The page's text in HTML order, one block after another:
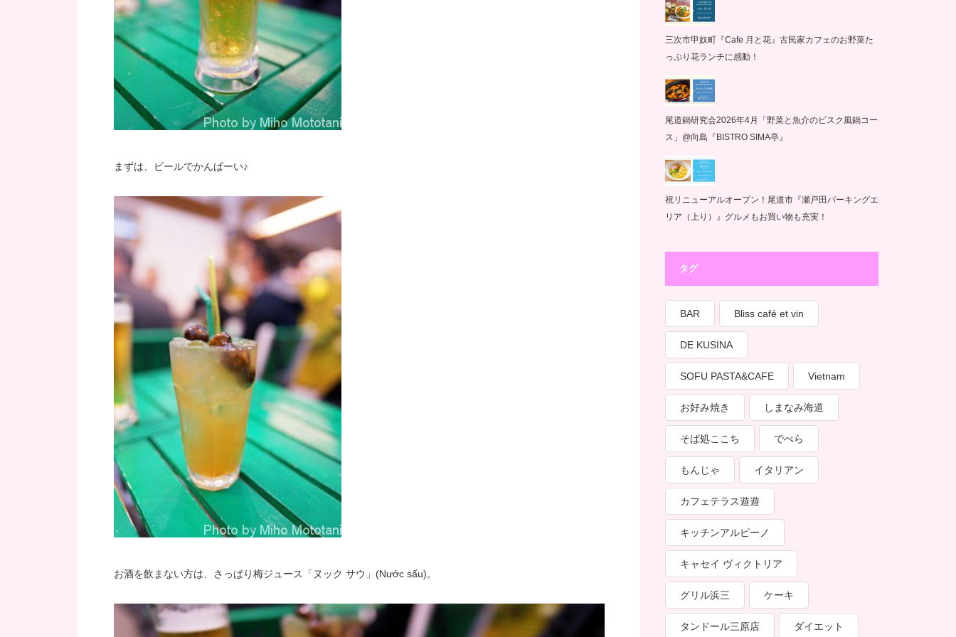
まずは、ビールでかんぱーい♪
お酒を飲まない方は、さっぱり梅ジュース「ヌック サウ」(Nước sấu)。
三次市甲奴町『Cafe 月と花』古民家カフェのお野菜た
っぷり花ランチに感動！
尾道鍋研究会2026年4月「野菜と魚介のビスク風鍋コー
ス」@向島『BISTRO SIMA亭』
祝リニューアルオープン！尾道市『瀬戸田パーキングエ
リア（上り）』グルメもお買い物も充実！
タグ
BAR Bliss café et vin
DE KUSINA
SOFU PASTA&CAFE Vietnam
お好み焼き しまなみ海道
そば処ここち でべら
もんじゃ イタリアン
カフェテラス遊遊
キッチンアルピーノ
キャセイ ヴィクトリア
グリル浜三 ケーキ
タンドール三原店 ダイエット